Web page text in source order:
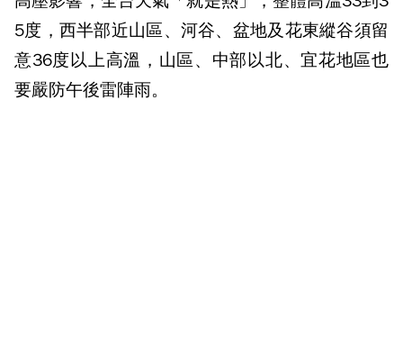
5度，西半部近山區、河谷、盆地及花東縱谷須留
意36度以上高溫，山區、中部以北、宜花地區也
要嚴防午後雷陣雨。